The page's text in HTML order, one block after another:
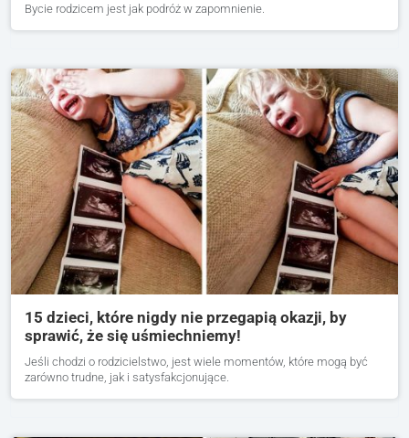
Bycie rodzicem jest jak podróż w zapomnienie.
15 dzieci, które nigdy nie przegapią okazji, by
sprawić, że się uśmiechniemy!
Jeśli chodzi o rodzicielstwo, jest wiele momentów, które mogą być
zarówno trudne, jak i satysfakcjonujące.